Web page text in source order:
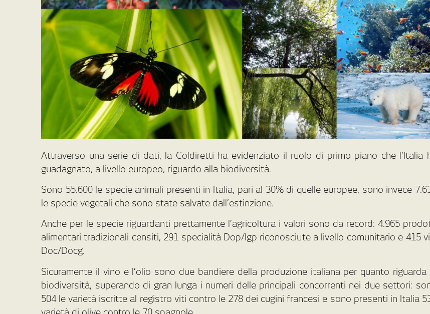
Attraverso una serie di dati, la Coldiretti ha evidenziato il ruolo di primo piano che l’Italia
guadagnato, a livello europeo, riguardo alla biodiversità.
Sono 55.600 le specie animali presenti in Italia, pari al 30% di quelle europee, sono invece
le specie vegetali che sono state salvate dall’estinzione.
Anche per le specie riguardanti prettamente l’agricoltura i valori sono da record: 4.965
alimentari tradizionali censiti, 291 specialità Dop/Igp riconosciute a livello comunitario e 415
Doc/Docg.
Sicuramente il vino e l’olio sono due bandiere della produzione italiana per quanto riguarda
biodiversità, superando di gran lunga i numeri delle principali concorrenti nei due settori:
504 le varietà iscritte al registro viti contro le 278 dei cugini francesi e sono presenti in Italia